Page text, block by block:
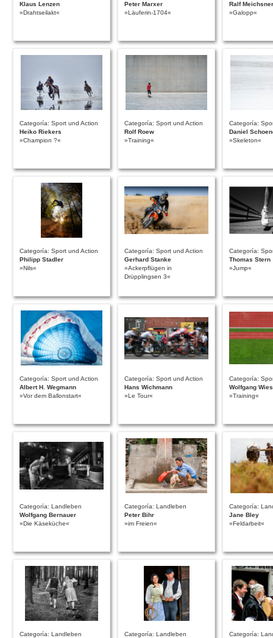
Klaus Lenzen
»Drahtseilakt«
Peter Marxer
»Läuferin-1704«
Ralf Meichsner
»Galopp«
Categoría: Sport und Action
Heiko Riekers
»Champion ?«
Categoría: Sport und Action
Rolf Roew
»Training«
Categoría:
Daniel
»Skeleton«
Categoría: Sport und Action
Philipp Stadler
»Nils«
Categoría: Sport und Action
Gerhard Stanke
»Ackerpflügen in
Drüpplingsen 3«
Categoría:
Thomas Stern
»Jump«
Categoría: Sport und Action
Albert H. Wegmann
»Vor dem Ballonstart«
Categoría: Sport und Action
Hans Wichmann
»Le Tour«
Categoría:
Wolfgang
»Training«
Categoría: Landleben
Wolfgang Bernauer
»Die Käseküche«
Categoría: Landleben
Peter Bihr
»im Freien«
Categoría:
Jane Bley
»Feldarbeit«
Categoría: Landleben
Categoría: Landleben
Categoría: